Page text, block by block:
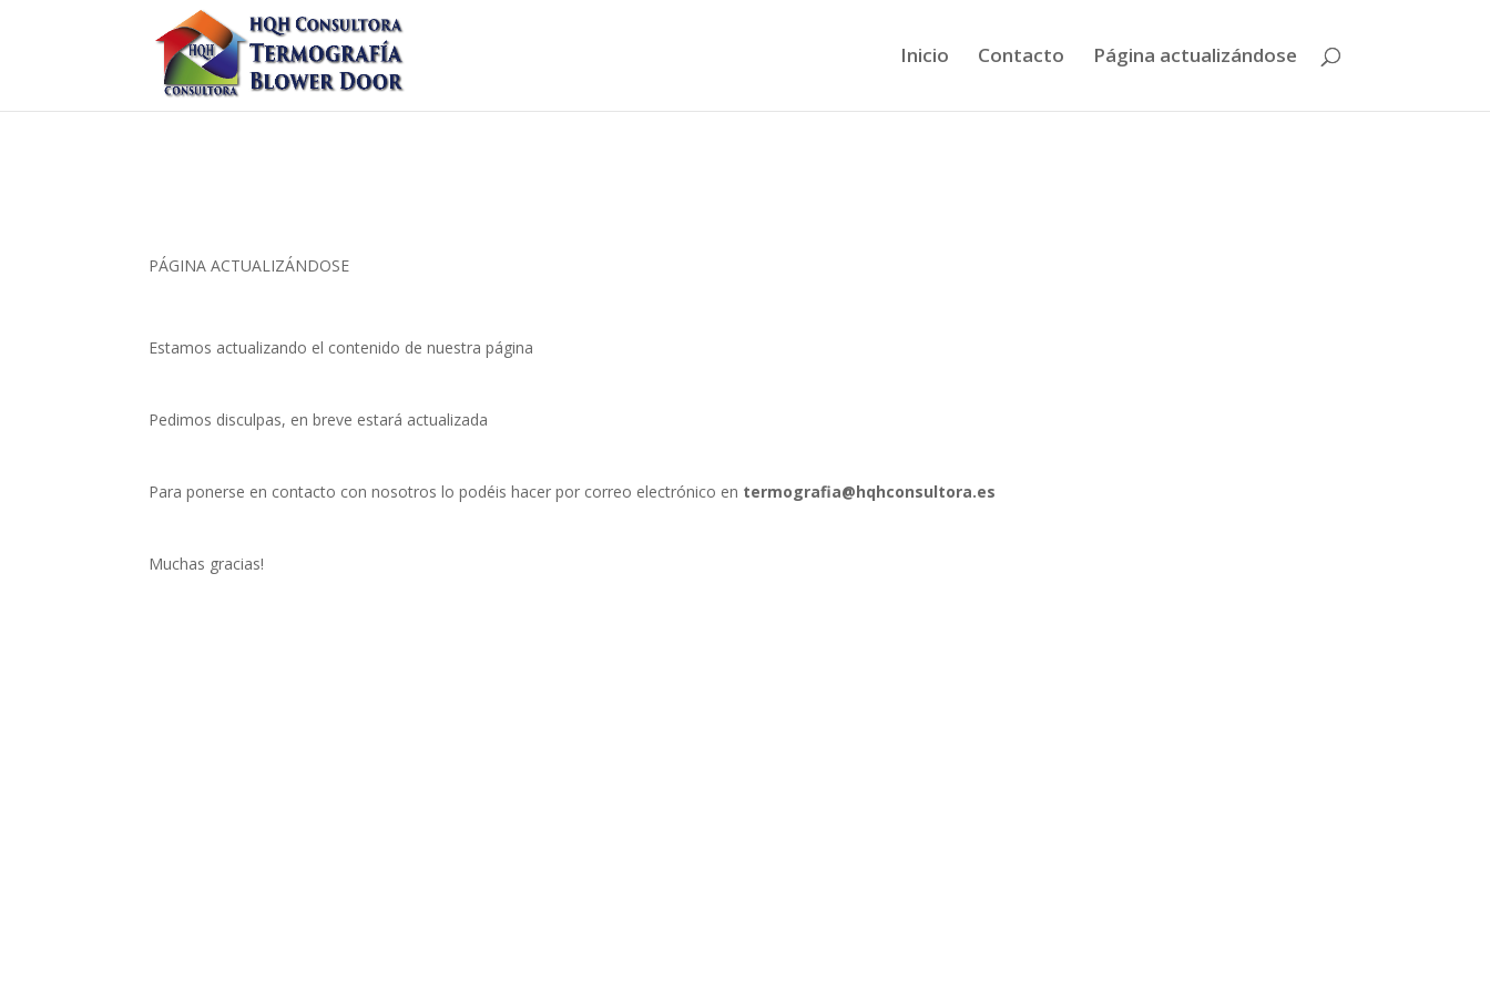
Inicio Contacto Página actualizándose
PÁGINA ACTUALIZÁNDOSE
Estamos actualizando el contenido de nuestra página
Pedimos disculpas, en breve estará actualizada
Para ponerse en contacto con nosotros lo podéis hacer por correo electrónico en termografia@hqhconsultora.es
Muchas gracias!